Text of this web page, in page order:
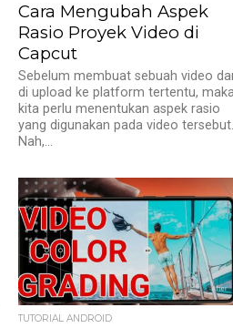
Cara Mengubah Aspek
Rasio Proyek Video di
Capcut
Sebelum membuat sebuah video
di upload ke platform tertentu,
kita perlu menentukan aspek rasio
yang digunakan pada video
Nah,...
TUTORIAL ANDROID